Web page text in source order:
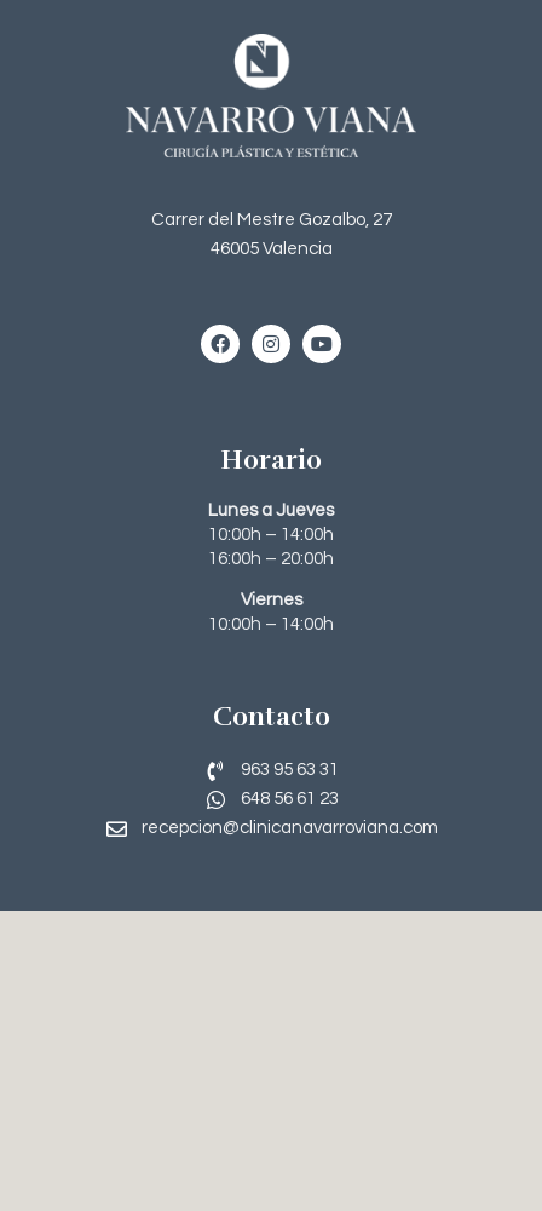
Carrer del Mestre Gozalbo, 27
46005 Valencia
Horario
Lunes a Jueves
10:00h – 14:00h
16:00h – 20:00h
Viernes
10:00h – 14:00h
Contacto
963 95 63 31‬
648 56 61 23
recepcion@clinicanavarroviana.com